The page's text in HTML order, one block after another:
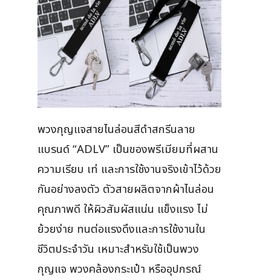
พวงกุญแจสายไนล่อนสีดำสกรีนลาย
แบรนด์ “ADLV” เป็นของพรีเมียมที่ผสาน
ความเรียบ เท่ และการใช้งานจริงเข้าไว้ด้วย
กันอย่างลงตัว ตัวสายผลิตจากผ้าไนล่อน
คุณภาพดี ให้ผิวสัมผัสแน่น แข็งแรง ไม่
ย้วยง่าย ทนต่อแรงดึงและการใช้งานใน
ชีวิตประจำวัน เหมาะสำหรับใช้เป็นพวง
กุญแจ พวงคล้องกระเป๋า หรืออุปกรณ์